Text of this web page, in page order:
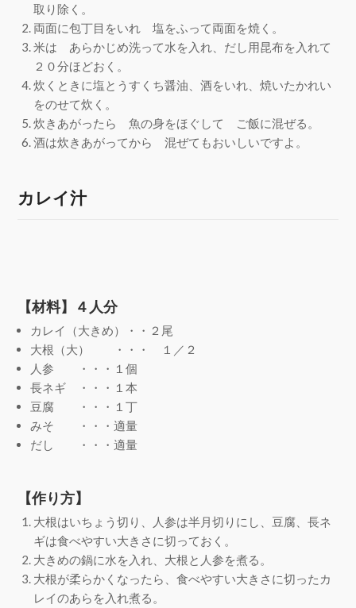
取り除く。
両面に包丁目をいれ 塩をふって両面を焼く。
米は あらかじめ洗って水を入れ、だし用昆布を入れて
２０分ほどおく。
炊くときに塩とうすくち醤油、酒をいれ、焼いたかれい
をのせて炊く。
炊きあがったら 魚の身をほぐして ご飯に混ぜる。
酒は炊きあがってから 混ぜてもおいしいですよ。
カレイ汁
【材料】４人分
カレイ（大きめ）・・２尾
大根（大） ・・・ １／２
人参 ・・・１個
長ネギ ・・・１本
豆腐 ・・・１丁
みそ ・・・適量
だし ・・・適量
【作り方】
大根はいちょう切り、人参は半月切りにし、豆腐、長ネ
ギは食べやすい大きさに切っておく。
大きめの鍋に水を入れ、大根と人参を煮る。
大根が柔らかくなったら、食べやすい大きさに切ったカ
レイのあらを入れ煮る。